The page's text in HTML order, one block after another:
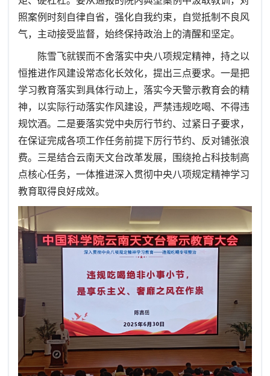
照案例时刻自律自省，强化自我约束，自觉抵制不良风
气，主动接受监督，始终保持政治上的清醒和坚定。
陈雪飞就锲而不舍落实中央八项规定精神，持之以
恒推进作风建设常态化长效化，提出三点要求。一是把
学习教育落实到具体行动上，落实今天警示教育会的精
神，以实际行动落实作风建设，严禁违规吃喝、不得违
规饮酒。二是要落实党中央厉行节约、过紧日子要求，
在保证完成各项工作任务前提下厉行节约、反对铺张浪
费。三是结合云南天文台改革发展，围绕抢占科技制高
点核心任务，一体推进深入贯彻中央八项规定精神学习
教育取得良好成效。